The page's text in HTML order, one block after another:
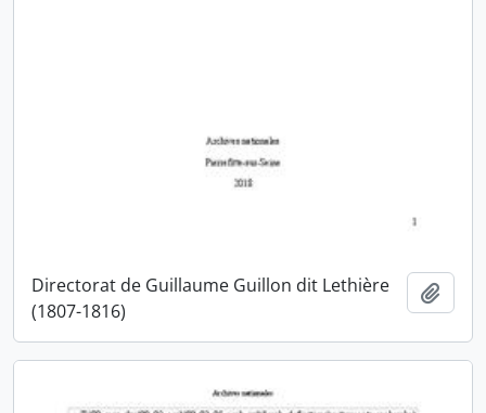
Directorat de Guillaume Guillon dit Lethière
(1807-1816)